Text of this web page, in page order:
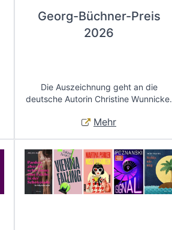
Georg-Büchner-Preis
2026
Die Auszeichnung geht an die
deutsche Autorin Christine Wunnicke.
Mehr